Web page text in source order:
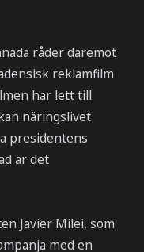
råder däremot
reklamfilm
har lett till
näringslivet
presidentens
är det
Javier Milei, som
med en